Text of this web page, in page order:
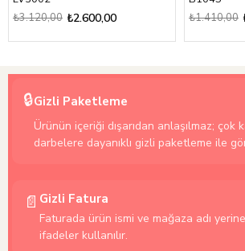
₺2.600,00
₺3.120,00 ₺1.410,00
🔒Gizli Paketleme
Ürünün içeriği dışarıdan anlaşılmaz; çok
darbelere dayanıklı gizli paketleme ile
📄 Gizli Fatura
Faturada ürün ismi ve mağaza adı
ifadeler kullanılır.